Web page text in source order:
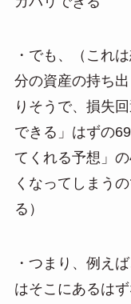
・でも、（これ
分の資産の持ち
りそうで、損失
できる」はずの
てくれる予想」
くなってしまう
る）
・つまり、例え
はそこにあるは